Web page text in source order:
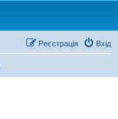
Вхід
Реєстрація